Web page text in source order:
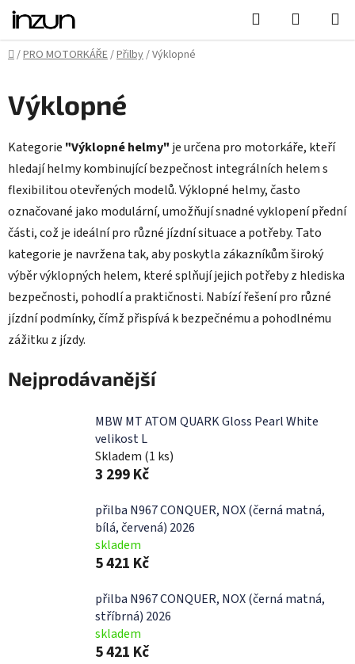
Přejít
obsah
Hledat
KOŠÍK
Domů
/PRO MOTORKÁŘE/Přilby/Výklopné
Výklopné
Kategorie "Výklopné helmy" je určena pro motorkáře, kteří
hledají helmy kombinující bezpečnost integrálních helem s
flexibilitou otevřených modelů. Výklopné helmy, často
označované jako modulární, umožňují snadné vyklopení přední
části, což je ideální pro různé jízdní situace a potřeby. Tato
kategorie je navržena tak, aby poskytla zákazníkům široký
výběr výklopných helem, které splňují jejich potřeby z hlediska
bezpečnosti, pohodlí a praktičnosti. Nabízí řešení pro různé
jízdní podmínky, čímž přispívá k bezpečnému a pohodlnému
zážitku z jízdy.
Nejprodávanější
MBW MT ATOM QUARK Gloss Pearl White
velikost L
Skladem (1 ks)
3 299 Kč
přilba N967 CONQUER, NOX (černá matná,
bílá, červená) 2026
skladem
5 421 Kč
přilba N967 CONQUER, NOX (černá matná,
stříbrná) 2026
skladem
5 421 Kč